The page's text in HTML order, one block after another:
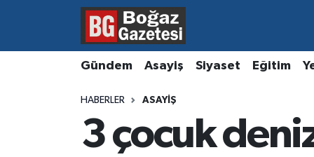
Gündem Asayiş Siyaset Eğitim
HABERLER ASAYIŞ
3 çocuk
Asayiş
Ekonomi
Hava Durumu
Süper Lig Puan Durumu ve Fikstür